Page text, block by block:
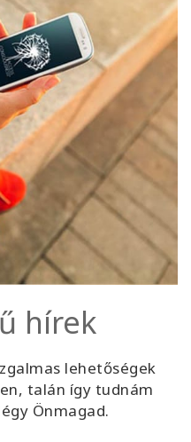
hírek
lehetőségek
talán így tudnám
Önmagad.